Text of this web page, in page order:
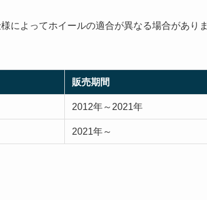
によってホイールの適合が異なる場合がありま
販売期間
2012年～2021年
2021年～